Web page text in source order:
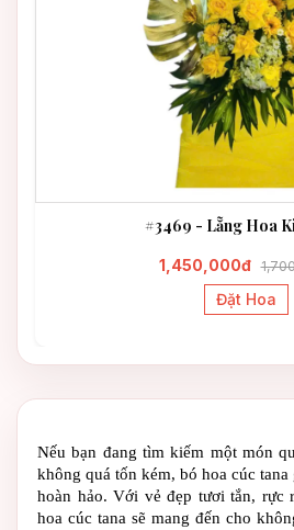
#3469 - Lẵng Hoa
1,450,000đ
Đặt Hoa
Nếu bạn đang tìm kiếm một món
không quá tốn kém, bó hoa cúc tana
hoàn hảo. Với vẻ đẹp tươi tắn, rực
hoa cúc tana sẽ mang đến cho